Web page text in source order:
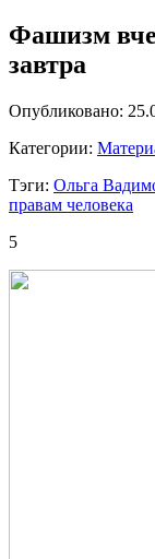
Фашизм
завтра
Опубликовано:
Категории:
Тэги: Ольга
правам человека
5